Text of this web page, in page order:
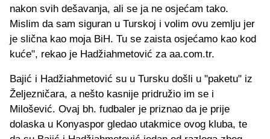
nakon svih dešavanja, ali se ja ne osjećam tako.
Mislim da sam siguran u Turskoj i volim ovu zemlju jer
je slična kao moja BiH. Tu se zaista osjećamo kao kod
kuće", rekao je Hadžiahmetović za aa.com.tr.
Bajić i Hadžiahmetović su u Tursku došli u "paketu" iz
Željezničara, a nešto kasnije pridružio im se i
Milošević. Ovaj bh. fudbaler je priznao da je prije
dolaska u Konyaspor gledao utakmice ovog kluba, te